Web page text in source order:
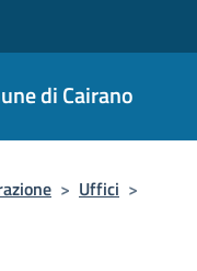
di Cairano
> Uffici >